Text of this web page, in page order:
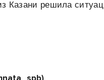
Казани решила